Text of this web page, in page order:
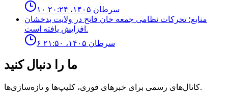
۱۰ سرطان ۱۴۰۵، ۲۰:۲۴
منابع؛ تحركات نظامى جمعه خان فاتح در ولايت بدخشان
افزايش يافته است.
۶ سرطان ۱۴۰۵، ۲۱:۵۰
ما را دنبال کنید
کانال‌های رسمی برای خبرهای فوری، کلیپ‌ها و تازه‌سازی‌ها.